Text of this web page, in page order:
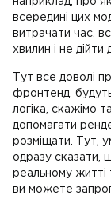
всередині цих
витрачати час,
хвилин і не
Тут все доволі
фронтенд,
логіка, скажімо
допомагати
розміщати. Тут,
одразу сказати,
реальному житті
ви можете